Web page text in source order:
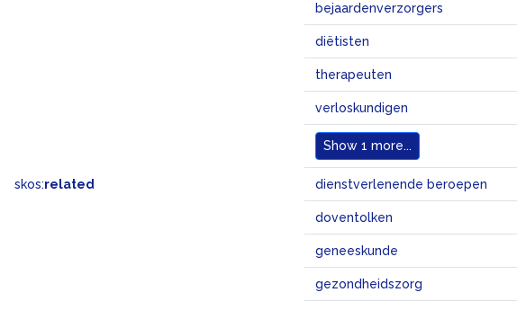
bejaardenverzorgers
diëtisten
therapeuten
verloskundigen
Show 1 more...
skos:related dienstverlenende beroepen
doventolken
geneeskunde
gezondheidszorg